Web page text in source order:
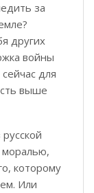
за
других
войны
для
выше
моралью,
которому
Или